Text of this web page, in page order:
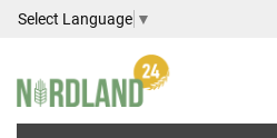
Select Language ▼